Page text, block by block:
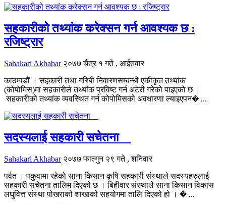
सहकारीको तथ्यांक करेक्सन गर्न आवश्यक छ :
रजिष्ट्रार
Sahakari Akhabar २०७७ चैत्र १ गते , आईतवार
काठमाडौं । सहकारी तथा गरिबी निवारणसम्बन्धी एकीकृत तथ्यांक
(कोपोमिस)मा सहकारीले तथ्यांक प्रविष्ट गर्न अटेरी गरेको पाइएको छ ।
सहकारीको तथ्यांक व्यवस्थित गर्न कोपोमिसको अवधारणा ल्याइएपन� ...
सदस्यलाई सहकारी सचेतना
Sahakari Akhabar २०७७ फाल्गुन २९ गते , शनिवार
पर्वत । पकुवामा रहेको साना किसान कृषि सहकारी संस्थाले सदस्यहरुलाई
सहकारी सचेतना तालिम दिएको छ । बिहीवार संस्थाले साना किसान विकास
लघुवित्त संस्था पोखराको शाखाको सहयोगमा तालि दिएको हो । � ...